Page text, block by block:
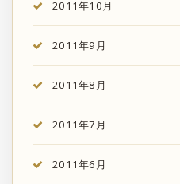
2011年10月
2011年9月
2011年8月
2011年7月
2011年6月